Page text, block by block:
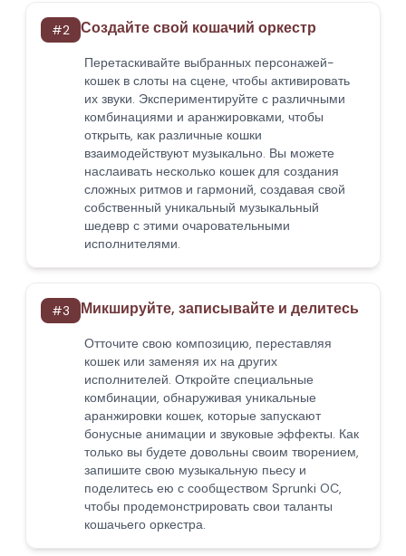
#2 Создайте свой кошачий оркестр
Перетаскивайте выбранных персонажей-
кошек в слоты на сцене, чтобы активировать
их звуки. Экспериментируйте с различными
комбинациями и аранжировками, чтобы
открыть, как различные кошки
взаимодействуют музыкально. Вы можете
наслаивать несколько кошек для создания
сложных ритмов и гармоний, создавая свой
собственный уникальный музыкальный
шедевр с этими очаровательными
исполнителями.
#3 Микшируйте, записывайте и делитесь
Отточите свою композицию, переставляя
кошек или заменяя их на других
исполнителей. Откройте специальные
комбинации, обнаруживая уникальные
аранжировки кошек, которые запускают
бонусные анимации и звуковые эффекты. Как
только вы будете довольны своим творением,
запишите свою музыкальную пьесу и
поделитесь ею с сообществом Sprunki OC,
чтобы продемонстрировать свои таланты
кошачьего оркестра.